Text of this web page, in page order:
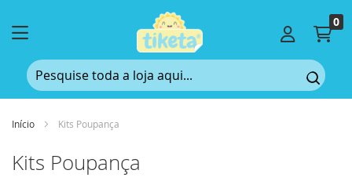
0
Início Kits Poupança
Kits Poupança